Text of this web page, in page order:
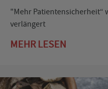
"Mehr Patientensicherheit“
verlängert
MEHR LESEN